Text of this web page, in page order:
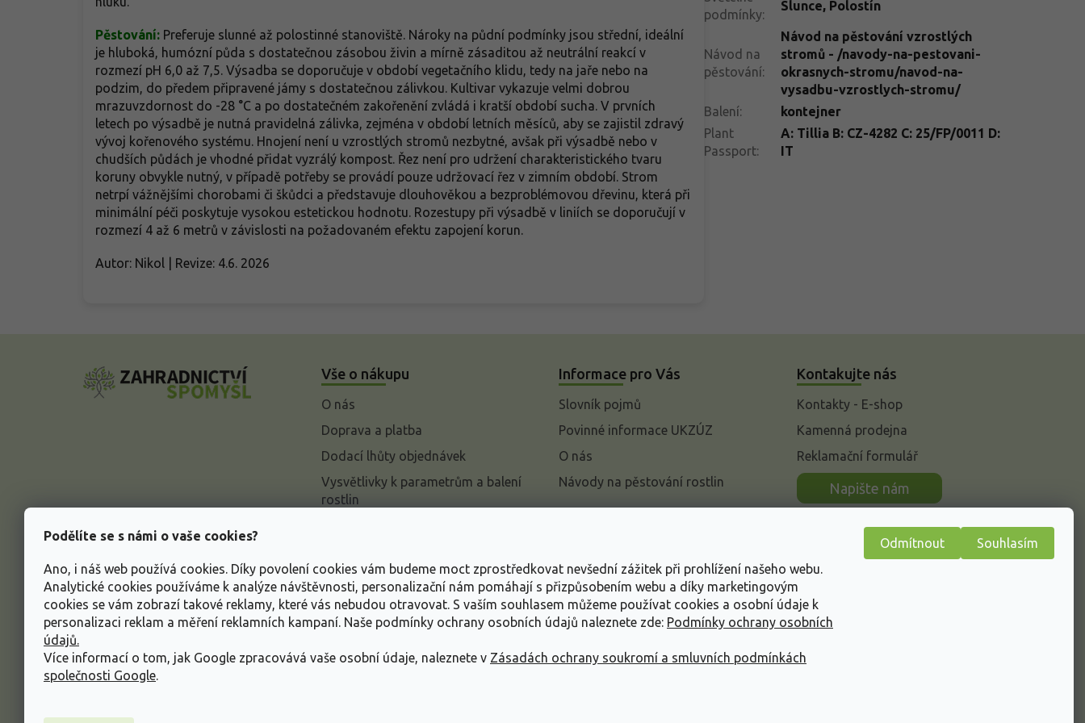
Podělíte se s námi o vaše cookies?
Ano, i náš web používá cookies. Díky povolení cookies vám budeme moct zprostředkovat nevšední zážitek při prohlížení našeho webu.
Analytické cookies používáme k analýze návštěvnosti, personalizační nám pomáhají s přizpůsobením webu a díky marketingovým
cookies se vám zobrazí takové reklamy, které vás nebudou otravovat. S vaším souhlasem můžeme používat cookies a osobní údaje k
personalizaci reklam a měření reklamních kampaní. Naše podmínky ochrany osobních údajů naleznete zde: Podmínky ochrany osobních
údajů.
Více informací o tom, jak Google zpracovává vaše osobní údaje, naleznete v Zásadách ochrany soukromí a smluvních podmínkách
společnosti Google.
Odmítnout Souhlasím
Pěstování: Preferuje slunné až polostinné stanoviště. Nároky na půdní podmínky jsou střední, ideální
je hluboká, humózní půda s dostatečnou zásobou živin a mírně zásaditou až neutrální reakcí v
rozmezí pH 6,0 až 7,5. Výsadba se doporučuje v období vegetačního klidu, tedy na jaře nebo na
podzim, do předem připravené jámy s dostatečnou zálivkou. Kultivar vykazuje velmi dobrou
mrazuvzdornost do -28 °C a po dostatečném zakořenění zvládá i kratší období sucha. V prvních
letech po výsadbě je nutná pravidelná zálivka, zejména v období letních měsíců, aby se zajistil zdravý
vývoj kořenového systému. Hnojení není u vzrostlých stromů nezbytné, avšak při výsadbě nebo v
chudších půdách je vhodné přidat vyzrálý kompost. Řez není pro udržení charakteristického tvaru
koruny obvykle nutný, v případě potřeby se provádí pouze udržovací řez v zimním období. Strom
netrpí vážnějšími chorobami či škůdci a představuje dlouhověkou a bezproblémovou dřevinu, která při
minimální péči poskytuje vysokou estetickou hodnotu. Rozestupy při výsadbě v liniích se doporučují v
rozmezí 4 až 6 metrů v závislosti na požadovaném efektu zapojení korun.
Autor: Nikol | Revize: 4.6. 2026
podmínky:
Slunce, Polostín
Návod na
pěstování:
Návod na pěstování vzrostlých
stromů - /navody-na-pestovani-
okrasnych-stromu/navod-na-
vysadbu-vzrostlych-stromu/
Balení:
kontejner
Plant
Passport:
A: Tillia B: CZ-4282 C: 25/FP/0011 D:
IT
Vše o nákupu
O nás
Doprava a platba
Dodací lhůty objednávek
Vysvětlivky k parametrům a balení
rostlin
Informace o ochraně osobních
údajů
Obchodní podmínky
Informace pro Vás
Slovník pojmů
Povinné informace UKZÚZ
O nás
Návody na pěstování rostlin
Kontakujte nás
Kontakty - E-shop
Kamenná prodejna
Reklamační formulář
Napište nám